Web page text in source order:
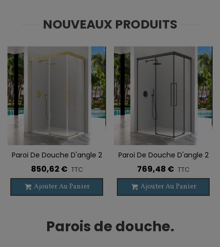
NOUVEAUX PRODUITS
Paroi De Douche D'angle 2
VF + 2 PC PAVÍA OR BROSSÉ
850,62 € TTC
Ajouter Au Panier
Paroi De Douche D'angle 2
VF + 2 PC PAVÍA NOIR
769,48 € TTC
Ajouter Au Panier
Parois de douche.